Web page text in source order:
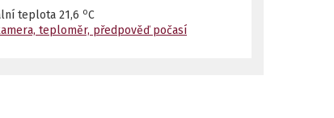
teplota 21,6 oC
teploměr, předpověď počasí